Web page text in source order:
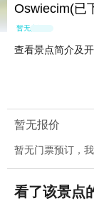
Oswiecim(已
暂无点评
查看景点简介及
暂无报价
暂无门票预订，
看了该景点